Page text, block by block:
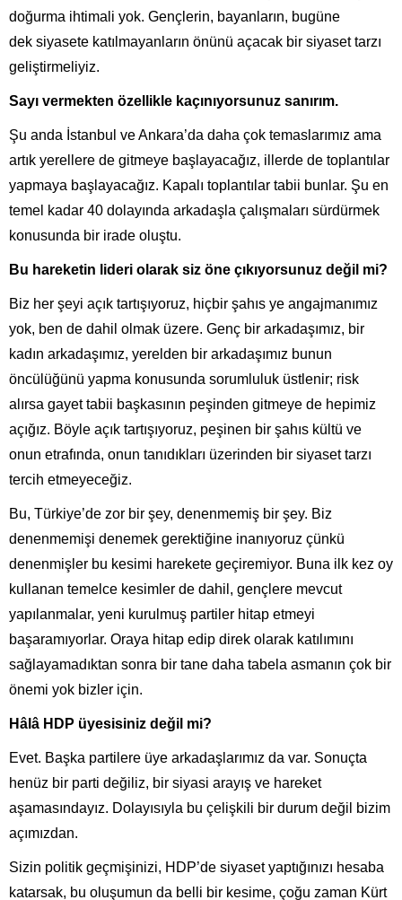
doğurma ihtimali yok. Gençlerin, bayanların, bugüne
dek siyasete katılmayanların önünü açacak bir siyaset tarzı
geliştirmeliyiz.
Sayı vermekten özellikle kaçınıyorsunuz sanırım.
Şu anda İstanbul ve Ankara’da daha çok temaslarımız ama
artık yerellere de gitmeye başlayacağız, illerde de toplantılar
yapmaya başlayacağız. Kapalı toplantılar tabii bunlar. Şu en
temel kadar 40 dolayında arkadaşla çalışmaları sürdürmek
konusunda bir irade oluştu.
Bu hareketin lideri olarak siz öne çıkıyorsunuz değil mi?
Biz her şeyi açık tartışıyoruz, hiçbir şahıs ye angajmanımız
yok, ben de dahil olmak üzere. Genç bir arkadaşımız, bir
kadın arkadaşımız, yerelden bir arkadaşımız bunun
öncülüğünü yapma konusunda sorumluluk üstlenir; risk
alırsa gayet tabii başkasının peşinden gitmeye de hepimiz
açığız. Böyle açık tartışıyoruz, peşinen bir şahıs kültü ve
onun etrafında, onun tanıdıkları üzerinden bir siyaset tarzı
tercih etmeyeceğiz.
Bu, Türkiye’de zor bir şey, denenmemiş bir şey. Biz
denenmemişi denemek gerektiğine inanıyoruz çünkü
denenmişler bu kesimi harekete geçiremiyor. Buna ilk kez oy
kullanan temelce kesimler de dahil, gençlere mevcut
yapılanmalar, yeni kurulmuş partiler hitap etmeyi
başaramıyorlar. Oraya hitap edip direk olarak katılımını
sağlayamadıktan sonra bir tane daha tabela asmanın çok bir
önemi yok bizler için.
Hâlâ HDP üyesisiniz değil mi?
Evet. Başka partilere üye arkadaşlarımız da var. Sonuçta
henüz bir parti değiliz, bir siyasi arayış ve hareket
aşamasındayız. Dolayısıyla bu çelişkili bir durum değil bizim
açımızdan.
Sizin politik geçmişinizi, HDP’de siyaset yaptığınızı hesaba
katarsak, bu oluşumun da belli bir kesime, çoğu zaman Kürt